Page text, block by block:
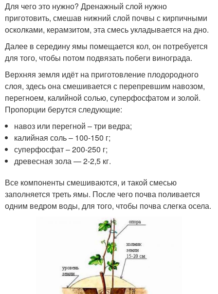
Для чего это нужно? Дренажный слой нужно
приготовить, смешав нижний слой почвы с кирпичными
осколками, керамзитом, эта смесь укладывается на дно.
Далее в середину ямы помещается кол, он потребуется
для того, чтобы потом подвязать побеги винограда.
Верхняя земля идёт на приготовление плодородного
слоя, здесь она смешивается с перепревшим навозом,
перегноем, калийной солью, суперфосфатом и золой.
Пропорции берутся следующие:
навоз или перегной – три ведра;
калийная соль – 100-150 г;
суперфосфат – 200-250 г;
древесная зола — 2-2,5 кг.
Все компоненты смешиваются, и такой смесью
заполняется треть ямы. После чего почва поливается
одним ведром воды, для того, чтобы почва слегка осела.